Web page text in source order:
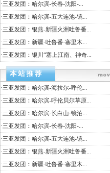
·三亚发团：哈尔滨-长春-沈阳-...
·三亚发团：哈尔滨-五大连池-镜...
·三亚发团：银燕-新疆火洲吐鲁番...
·三亚发团：新疆-吐鲁番-塞里木...
·三亚发团：银川“塞上江南、神奇...
本站推荐
·三亚发团：哈尔滨-海拉尔-呼伦...
·三亚发团：哈尔滨-呼伦贝尔草原...
·三亚发团：哈尔滨-长白山-镜泊...
·三亚发团：哈尔滨-长春-沈阳-...
·三亚发团：哈尔滨-五大连池-镜...
·三亚发团：银燕-新疆火洲吐鲁番...
·三亚发团：新疆-吐鲁番-塞里木...